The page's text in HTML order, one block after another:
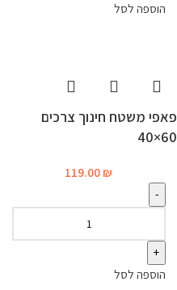
הוספה לסל
פאפי משטח חינוך צרכים
60×40
119.00 ₪
הוספה לסל